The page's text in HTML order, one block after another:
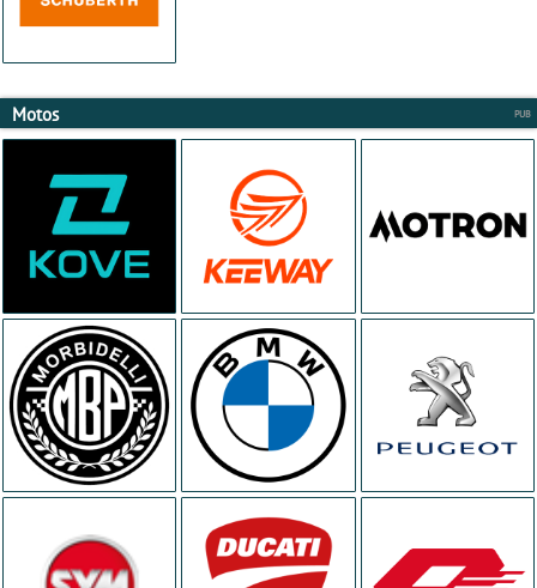
Motos